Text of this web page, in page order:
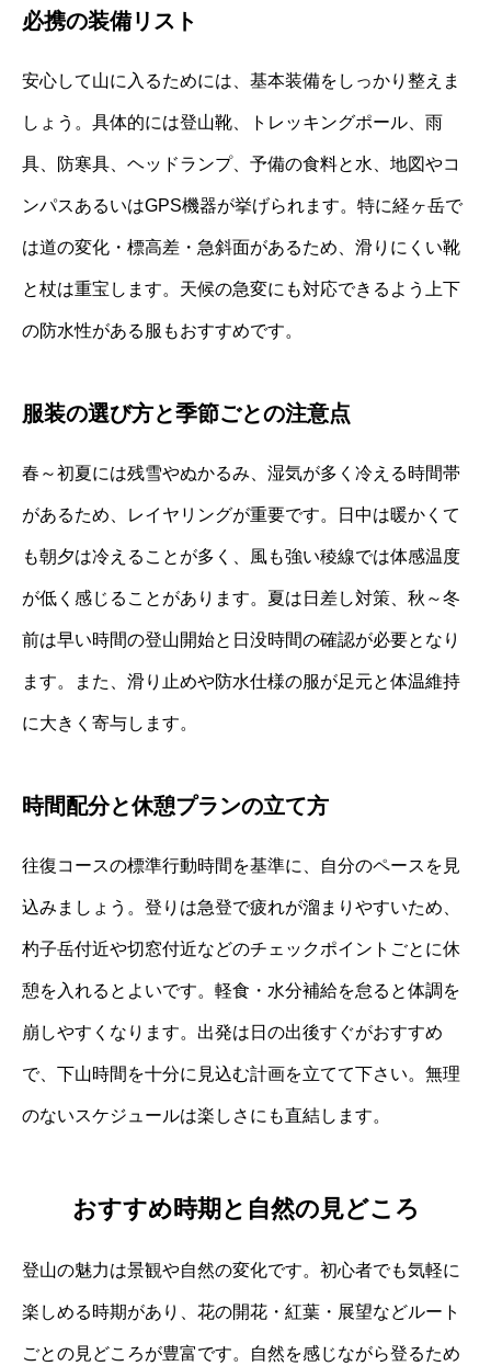
必携の装備リスト
安心して山に入るためには、基本装備をしっかり整えま
しょう。具体的には登山靴、トレッキングポール、雨
具、防寒具、ヘッドランプ、予備の食料と水、地図やコ
ンパスあるいはGPS機器が挙げられます。特に経ヶ岳で
は道の変化・標高差・急斜面があるため、滑りにくい靴
と杖は重宝します。天候の急変にも対応できるよう上下
の防水性がある服もおすすめです。
服装の選び方と季節ごとの注意点
春～初夏には残雪やぬかるみ、湿気が多く冷える時間帯
があるため、レイヤリングが重要です。日中は暖かくて
も朝夕は冷えることが多く、風も強い稜線では体感温度
が低く感じることがあります。夏は日差し対策、秋～冬
前は早い時間の登山開始と日没時間の確認が必要となり
ます。また、滑り止めや防水仕様の服が足元と体温維持
に大きく寄与します。
時間配分と休憩プランの立て方
往復コースの標準行動時間を基準に、自分のペースを見
込みましょう。登りは急登で疲れが溜まりやすいため、
杓子岳付近や切窓付近などのチェックポイントごとに休
憩を入れるとよいです。軽食・水分補給を怠ると体調を
崩しやすくなります。出発は日の出後すぐがおすすめ
で、下山時間を十分に見込む計画を立てて下さい。無理
のないスケジュールは楽しさにも直結します。
おすすめ時期と自然の見どころ
登山の魅力は景観や自然の変化です。初心者でも気軽に
楽しめる時期があり、花の開花・紅葉・展望などルート
ごとの見どころが豊富です。自然を感じながら登るため